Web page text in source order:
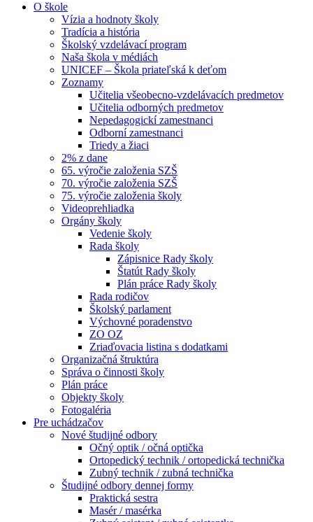
O škole
Vízia a hodnoty školy
Tradícia a história
Školský vzdelávací program
Naša škola v médiách
UNICEF – Škola priateľská k deťom
Zoznamy
Učitelia všeobecno-vzdelávacích predmetov
Učitelia odborných predmetov
Nepedagogickí zamestnanci
Odborní zamestnanci
Triedy a žiaci
2% z dane
65. výročie založenia SZŠ
70. výročie založenia SZŠ
75. výročie založenia školy
Videoprehliadka
Orgány školy
Vedenie školy
Rada školy
Zápisnice Rady školy
Štatút Rady školy
Plán práce Rady školy
Rada rodičov
Školský parlament
Výchovné poradenstvo
ZO OZ
Zriaďovacia listina s dodatkami
Organizačná štruktúra
Správa o činnosti školy
Plán práce
Objekty školy
Fotogaléria
Pre uchádzačov
Nové študijné odbory
Očný optik / očná optička
Ortopedický technik / ortopedická technička
Zubný technik / zubná technička
Študijné odbory dennej formy
Praktická sestra
Masér / masérka